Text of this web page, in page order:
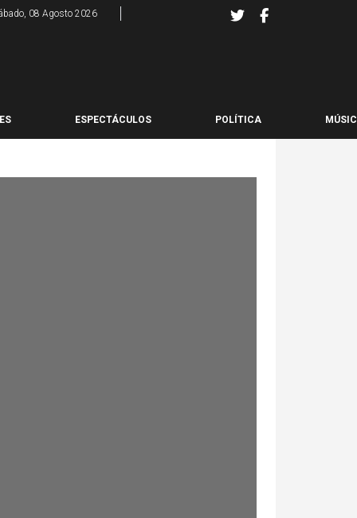
08 Agosto 2026
ESPECTÁCULOS POLÍTICA